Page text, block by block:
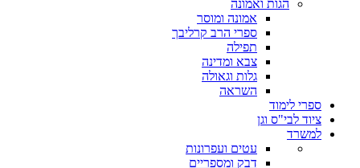
הגות ואמונה
אמונה ומוסר
ספרי הרב קרליבך
תפילה
צבא ומדינה
גלות וגאולה
השראה
ספרי לימוד
ציוד לבי"ס וגן
למשרד
עטים ועפרונות
דבק ומספריים